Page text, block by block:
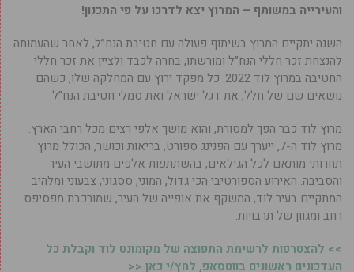
והעירייה במשותף – המרוץ יצא לדרכו על פי התכנון!
השנה יתקיים המרוץ בשיתוף פעולה עם חטיבת הנח”ל, לאחר שהעמותה
להנצחת זכר חללי הנח”ל ומורשתו, בחרה לכבד ולציין את זכר חללי
החטיבה במרוץ לוד 2022. כל מפקד ירוץ עם המחלקה שלו, כשהם
נושאים שם של חלל, את דגל ישראל ואת סמלי חטיבת הנח”ל.
מרוץ לוד כבר הפך למסורת, והוא מושך אלפי רצים מכל רחבי הארץ.
מרוץ לוד ה-7, ייערך עם הפנינג ספורט, בריאות וכושר, הכולל מרוץ
תחרותי מותאם לכל הגילאים, בהשתתפות אלפים מתושבי העיר
והסביבה. האירוע הספורטיבי הכי גדול, המוני, ססגוני, צבעוני ומלהיב
המתקיים בעיר לוד, המשקף את אופייה של העיר, שמורכבת מפסיפס
רחב ומגוון של תרבויות.
>> להצטרפות לרשימת התפוצה של מקומונט לוד וקבלת כל
העדכונים ראשונים בווטסאפ, לחץ/י כאן <<